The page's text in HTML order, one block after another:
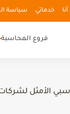
خدماتي سياسة
فروع المحاسبة
الأمثل